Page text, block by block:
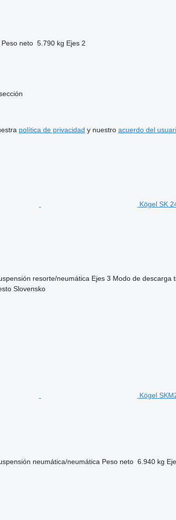
Peso neto 5.790 kg Ejes 2
política de privacidad y nuestro acuerdo del
Kögel SK
resorte/neumática Ejes 3 Modo de descarga
Slovensko
Kögel
neumática/neumática Peso neto 6.940 kg